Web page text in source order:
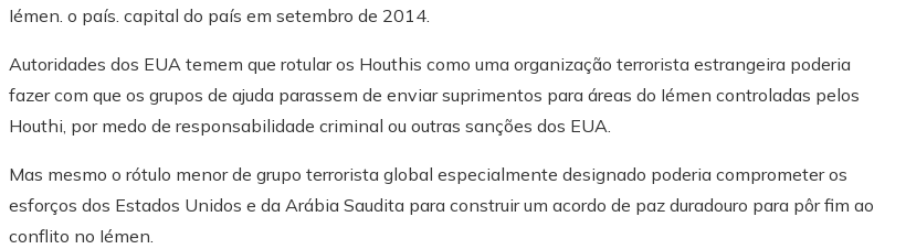
Iémen. o país. capital do país em setembro de 2014.
Autoridades dos EUA temem que rotular os Houthis como uma organização terrorista estrangeira poderia
fazer com que os grupos de ajuda parassem de enviar suprimentos para áreas do Iémen controladas pelos
Houthi, por medo de responsabilidade criminal ou outras sanções dos EUA.
Mas mesmo o rótulo menor de grupo terrorista global especialmente designado poderia comprometer os
esforços dos Estados Unidos e da Arábia Saudita para construir um acordo de paz duradouro para pôr fim ao
conflito no Iémen.